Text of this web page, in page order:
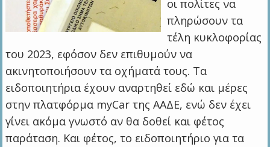
οι πολίτες να
πληρώσουν τα
τέλη κυκλοφορίας
του 2023, εφόσον δεν επιθυμούν να
ακινητοποιήσουν τα οχήματά τους. Τα
ειδοποιητήρια έχουν αναρτηθεί εδώ και μέρες
στην πλατφόρμα myCar της ΑΑΔΕ, ενώ δεν έχει
γίνει ακόμα γνωστό αν θα δοθεί και φέτος
παράταση. Και φέτος, το ειδοποιητήριο για τα